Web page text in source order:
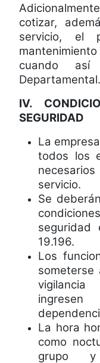
cotizar,
servicio, el
cuando
Departamental.
IV.
SEGURIDAD
La
todos los
servicio.
Se
seguridad
19.196.
Los
someterse
La hora
como
grupo